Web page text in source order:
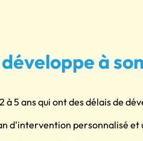
à
5 ans qui ont des délais de
d'intervention personnalisé et